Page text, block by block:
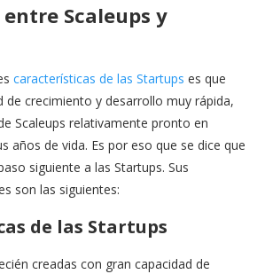
Scaleups y
características de las Startups es que
de crecimiento y desarrollo muy rápida,
Scaleups relativamente pronto en
años de vida. Es por eso que se dice que
siguiente a las Startups. Sus
son las siguientes:
de las Startups
creadas con gran capacidad de